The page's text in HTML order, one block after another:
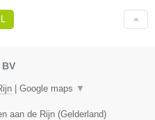
| Google maps ▼
aan de Rijn (Gelderland)